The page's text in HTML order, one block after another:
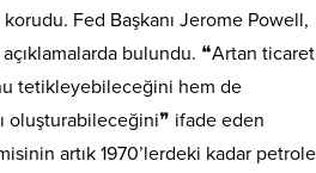
Fed Başkanı Jerome Powell,
açıklamalarda bulundu. ❝Artan ticaret
tetikleyebileceğini hem de
oluşturabileceğini❞ ifade eden
artık 1970’lerdeki kadar petrole